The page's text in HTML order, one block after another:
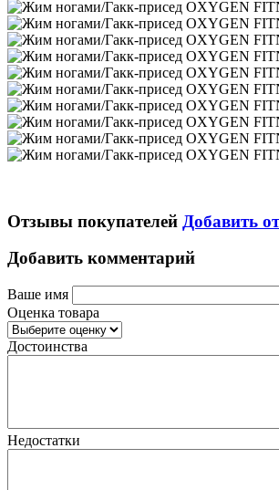
Отзывы покупателей Добавить
Добавить комментарий
Ваше имя
Оценка товара
Достоинства
Недостатки